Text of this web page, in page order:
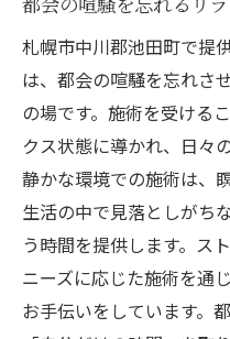
札幌市中川郡池田町で提
は、都会の喧騒を忘れさ
の場です。施術を受ける
クス状態に導かれ、日々
静かな環境での施術は、
生活の中で見落としがち
う時間を提供します。ス
ニーズに応じた施術を通
お手伝いをしています。